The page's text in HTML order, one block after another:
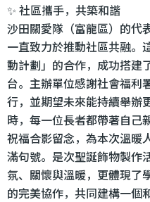
✨ 社區攜手，共築和諧
沙田關愛隊（富龍區）的代
一直致力於推動社區共融。
動計劃」的合作，成功搭建
台。主辦單位感謝社會福利
行，並期望未來能持續舉辦
時，每一位長者都帶著自己
祝福合影留念，為本次溫暖
滿句號。是次聖誕飾物製作
氛、關懷與溫暖，更體現了
的完美協作，共同建構一個